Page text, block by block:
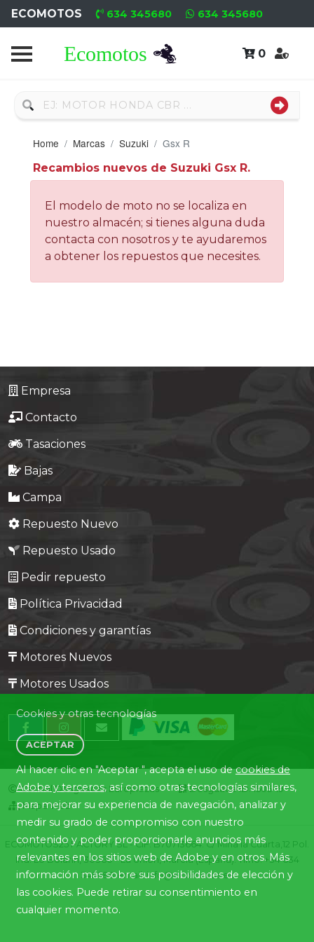
ECOMOTOS 634 345680 634 345680
0
Home
Usado
Neumáticos
Campa
Motores
Nuevos
Motores
Formulario
Contacto
Home Marcas Suzuki Gsx R
Recambios nuevos de Suzuki Gsx R.
El modelo de moto no se localiza en
nuestro almacén; si tienes alguna duda
contacta con nosotros y te ayudaremos
a obtener los repuestos que necesites.
Empresa
Contacto
Tasaciones
Bajas
Campa
Repuesto Nuevo
Repuesto Usado
Pedir repuesto
Política Privacidad
Condiciones y garantías
Motores Nuevos
Motores Usados
Central Desguaces Europiezas
Desguace ID. 1505-19
Mapa Web
ECOMOTOS25 FACTORY SL - CIF: B70713664. C/ Mina la Cuarta,12 Pol.
Ind. Lo Bolarín, 30360 - La Union, Murcia (España). Tlfno. +34 634
345680 email: info@ecomotos.es
Cookies y otras tecnologías
ACEPTAR
Al hacer clic en "Aceptar ", acepta el uso decookies de
Adobe y terceros, así como otras tecnologías similares,
para mejorar su experiencia de navegación, analizar y
medir su grado de compromiso con nuestro
contenido y poder proporcionarle anuncios más
relevantes en los sitios web de Adobe y en otros. Más
información más sobre sus posibilidades de elección y
las cookies. Puede retirar su consentimiento en
cualquier momento.